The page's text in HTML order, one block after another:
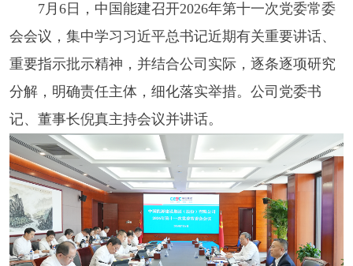
7月6日，中国能建召开2026年第十一次党委常委
会会议，集中学习习近平总书记近期有关重要讲话、
重要指示批示精神，并结合公司实际，逐条逐项研究
分解，明确责任主体，细化落实举措。公司党委书
记、董事长倪真主持会议并讲话。